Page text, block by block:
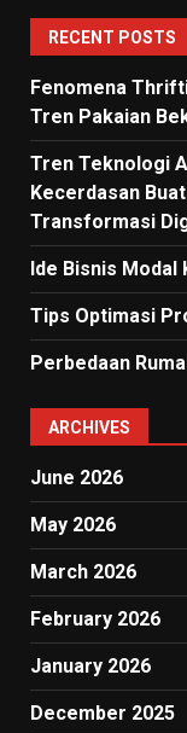
RECENT POSTS
Fenomena
Tren Pakaian
Tren Teknologi
Kecerdasan
Transformasi
Ide Bisnis
Tips Optimasi
Perbedaan
ARCHIVES
June 2026
May 2026
March 2026
February 2026
January 2026
December 2025